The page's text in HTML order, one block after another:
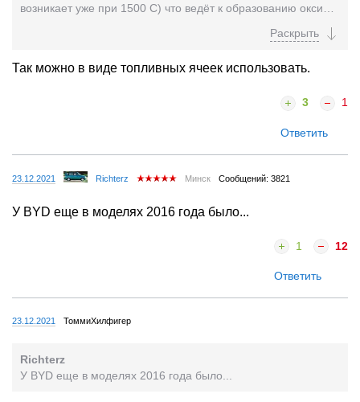
возникает уже при 1500 С) что ведёт к образованию оксида
Так можно в виде топливных ячеек использовать.
3 1
Ответить
23.12.2021 Richterz Минск Сообщений: 3821
У BYD еще в моделях 2016 года было...
1 12
Ответить
23.12.2021 ТоммиХилфигер
Richterz
У BYD еще в моделях 2016 года было...